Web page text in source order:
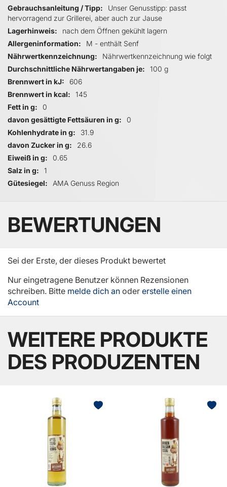
Gebrauchsanleitung / Tipp
Unser Genusstipp: passt
hervorragend zur Grillerei, aber auch zur Jause
Lagerhinweis
nach dem Öffnen gekühlt lagern
Allergeninformation
M - enthält Senf
Nährwertkennzeichnung
Nährwertkennzeichnung wie folgt
Durchschnittliche Nährwertangaben je
100 g
Brennwert in kJ
606
Brennwert in kcal
145
Fett in g
0
davon gesättigte Fettsäuren in g
0
Kohlenhydrate in g
31.9
davon Zucker in g
26.6
Eiweiß in g
0.65
Salz in g
1
Gütesiegel
AMA Genuss Region
BEWERTUNGEN
Sei der Erste, der dieses Produkt bewertet
Nur eingetragene Benutzer können Rezensionen
schreiben. Bitte melde dich an oder erstelle einen
Account
WEITERE PRODUKTE
DES PRODUZENTEN